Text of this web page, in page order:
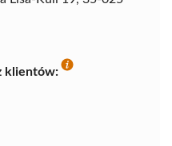
klientów: